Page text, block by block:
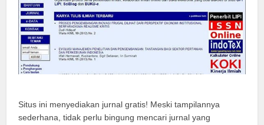
Situs ini menyediakan jurnal gratis! Meski tampilannya
sederhana, tidak perlu bingung mencari jurnal yang